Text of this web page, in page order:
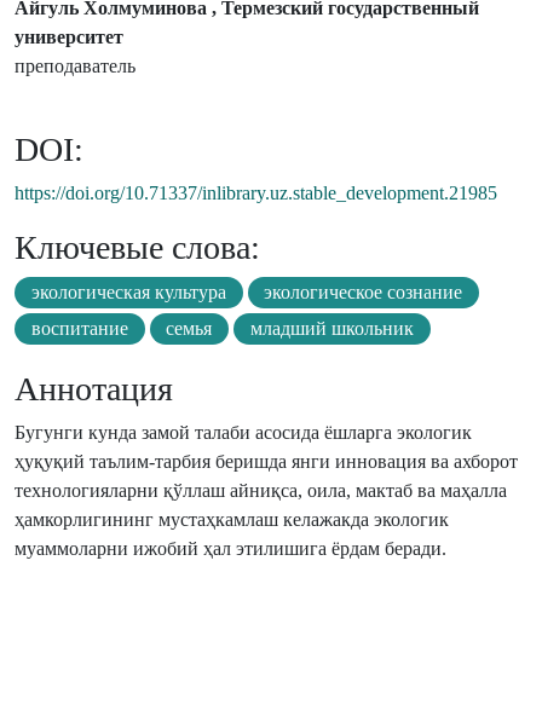
Айгуль Холмуминова , Термезский государственный
университет
преподаватель
DOI:
https://doi.org/10.71337/inlibrary.uz.stable_development.21985
Ключевые слова:
экологическая культура
экологическое сознание
воспитание
семья младший школьник
Аннотация
Бугунги кунда замой талаби асосида ёшларга экологик
ҳуқуқий таълим-тарбия беришда янги инновация ва ахборот
технологияларни қўллаш айниқса, оила, мактаб ва маҳалла
ҳамкорлигининг мустаҳкамлаш келажакда экологик
муаммоларни ижобий ҳал этилишига ёрдам беради.